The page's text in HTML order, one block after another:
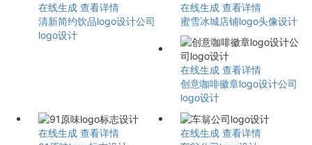
在线生成 查看详情
清新简约饮品logo设计公司
logo设计
在线生成 查看详情
蜜雪冰城店铺logo头像设计
在线生成 查看详情
创意咖啡徽章logo设计公司
logo设计
在线生成 查看详情
在线生成 查看详情